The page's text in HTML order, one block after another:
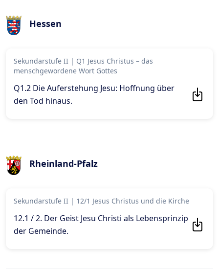
Hessen
Sekundarstufe II | Q1 Jesus Christus – das
menschgewordene Wort Gottes
Q1.2 Die Auferstehung Jesu: Hoffnung über
den Tod hinaus.
Rheinland-Pfalz
Sekundarstufe II | 12/1 Jesus Christus und die Kirche
12.1 / 2. Der Geist Jesu Christi als Lebensprinzip
der Gemeinde.